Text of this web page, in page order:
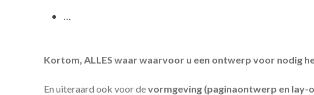
…
Kortom, ALLES waar waarvoor u een ontwerp voor nodig
En uiteraard ook voor devormgeving (paginaontwerp en lay-